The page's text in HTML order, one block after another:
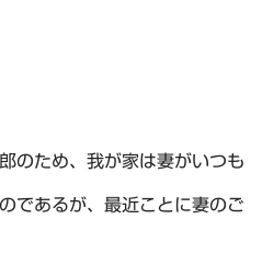
のため、我が家は妻がいつも
であるが、最近ことに妻のご